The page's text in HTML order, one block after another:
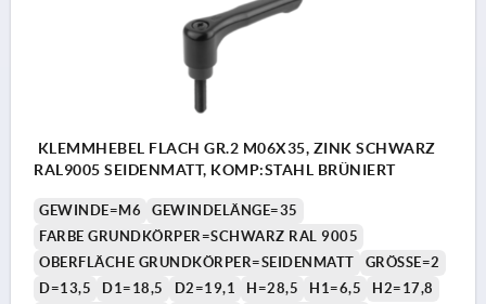
KLEMMHEBEL FLACH GR.2 M06X35, ZINK SCHWARZ
RAL9005 SEIDENMATT, KOMP:STAHL BRÜNIERT
GEWINDE=M6
GEWINDELÄNGE=35
FARBE GRUNDKÖRPER=SCHWARZ RAL 9005
OBERFLÄCHE GRUNDKÖRPER=SEIDENMATT
GRÖSSE=2
D=13,5
D1=18,5 D2=19,1 H=28,5 H1=6,5
H2=17,8